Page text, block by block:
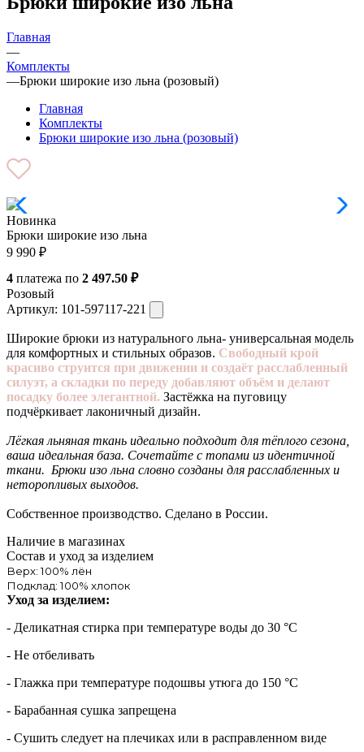
Главная
—
Комплекты
—Брюки широкие изо льна (розовый)
Главная
Комплекты
Брюки широкие изо льна (розовый)
Новинка
Брюки широкие изо льна
9 990 ₽
4 платежа по 2 497.50 ₽
Розовый
Артикул: 101-597117-221
Широкие брюки из натурального льна- универсальная модель
для комфортных и стильных образов. Свободный крой
красиво струится при движении и создаёт расслабленный
силуэт, а складки по переду добавляют объём и делают
посадку более элегантной. Застёжка на пуговицу
подчёркивает лаконичный дизайн.
Лёгкая льняная ткань идеально подходит для тёплого сезона,
ваша идеальная база. Сочетайте с топами из идентичной
ткани. Брюки изо льна словно созданы для расслабленных и
неторопливых выходов.
Собственное производство. Сделано в России.
Наличие в магазинах
Состав и уход за изделием
Верх: 100% лён
Подклад: 100% хлопок
Уход за изделием:
- Деликатная стирка при температуре воды до 30 °C
- Не отбеливать
- Глажка при температуре подошвы утюга до 150 °C
- Барабанная сушка запрещена
- Сушить следует на плечиках или в расправленном виде